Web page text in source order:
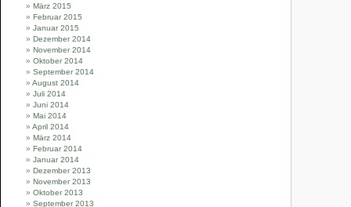
März 2015
Februar 2015
Januar 2015
Dezember 2014
November 2014
Oktober 2014
September 2014
August 2014
Juli 2014
Juni 2014
Mai 2014
April 2014
März 2014
Februar 2014
Januar 2014
Dezember 2013
November 2013
Oktober 2013
September 2013